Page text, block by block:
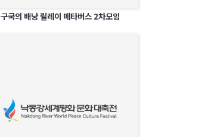
구국의 배낭 릴레이 메타버스 2차모임